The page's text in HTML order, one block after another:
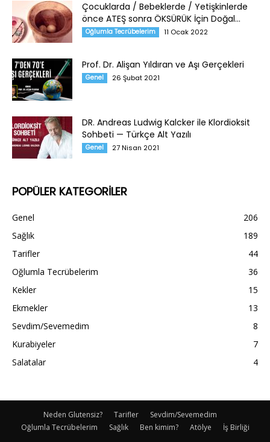
Çocuklarda / Bebeklerde / Yetişkinlerde
önce ATEŞ sonra ÖKSÜRÜK İçin Doğal...
Oğlumla Tecrübelerim 11 Ocak 2022
Prof. Dr. Alişan Yıldıran ve Aşı Gerçekleri
Genel 26 Şubat 2021
DR. Andreas Ludwig Kalcker ile Klordioksit
Sohbeti — Türkçe Alt Yazılı
Genel 27 Nisan 2021
POPÜLER KATEGORİLER
Genel
206
Sağlık
189
Tarifler
44
Oğlumla Tecrübelerim
36
Kekler
15
Ekmekler
13
Sevdim/Sevemedim
8
Kurabiyeler
7
Salatalar
4
Neden Glutensiz? Tarifler
Sevdim/Sevemedim
Oğlumla Tecrübelerim
Sağlık Ben kimim? Atölye İş Birliği